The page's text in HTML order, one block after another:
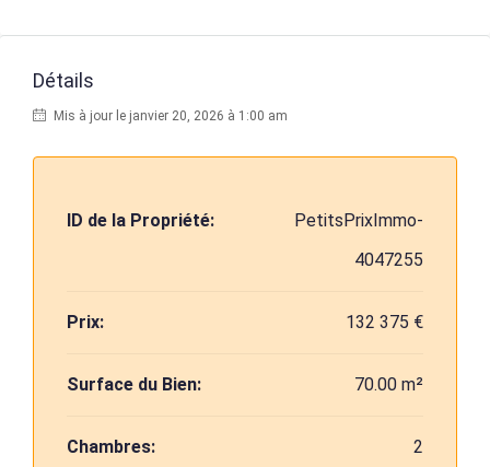
Détails
Mis à jour le janvier 20, 2026 à 1:00 am
ID de la Propriété:
PetitsPrixImmo-
4047255
Prix: 132 375 €
Surface du Bien: 70.00 m²
Chambres: 2